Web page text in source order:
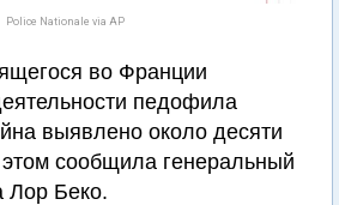
Police Nationale via AP
во Франции
педофила
выявлено около десяти
сообщила генеральный
Лор Беко.